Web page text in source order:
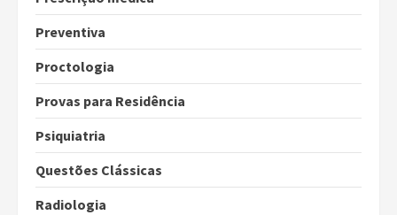
Preventiva
Proctologia
Provas para Residência
Psiquiatria
Questões Clássicas
Radiologia